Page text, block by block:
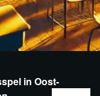
in Oost-